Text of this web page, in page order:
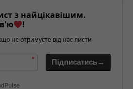
з найцікавішим.
!
не отримуєте від нас листи
* Підписатись→